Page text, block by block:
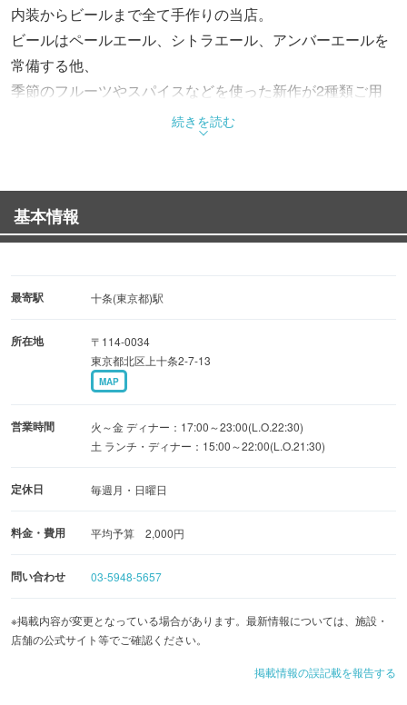
内装からビールまで全て手作りの当店。
ビールはペールエール、シトラエール、アンバーエールを
常備する他、
季節のフルーツやスパイスなどを使った新作が2種類ご用
一階は立ち飲みスペースでキャッシュオンデリバリー（注
文ごとのお支払い）。
二階はテーブル席で、テーブル毎の会計となります。
続きを読む
基本情報
最寄駅 十条(東京都)駅
所在地
〒114-0034
東京都北区上十条2-7-13
MAP
営業時間
火～金 ディナー：17:00～23:00(L.O.22:30)
土 ランチ・ディナー：15:00～22:00(L.O.21:30)
定休日 毎週月・日曜日
料金・費用 平均予算 2,000円
問い合わせ 03-5948-5657
※掲載内容が変更となっている場合があります。最新情報については、施設・
店舗の公式サイト等でご確認ください。
掲載情報の誤記載を報告する